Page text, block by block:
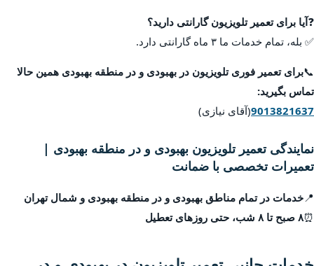
❓آیا برای تعمیر تلویزیون گارانتی دارید؟
✅ بله، تمام خدمات ما ۳ ماه گارانتی دارد.
📞برای تعمیر فوری تلویزیون در بهبودی و در منطقه بهبودی همین حالا
تماس بگیرید:
9013821637(آقای نیازی)
نمایندگی تعمیر تلویزیون بهبودی و در منطقه بهبودی |
تعمیرات تخصصی با ضمانت
📍خدمات در تمام مناطق بهبودی و در منطقه بهبودی و شمال تهران
⏰۸ صبح تا ۸ شب، حتی روزهای تعطیل